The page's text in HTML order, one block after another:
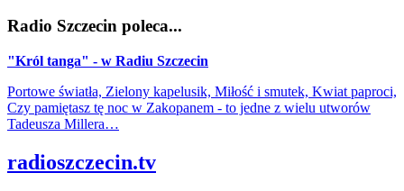
Radio Szczecin poleca...
"Król tanga" - w Radiu Szczecin
Portowe światła, Zielony kapelusik, Miłość i smutek, Kwiat paproci,
Czy pamiętasz tę noc w Zakopanem - to jedne z wielu utworów
Tadeusza Millera…
radioszczecin.tv